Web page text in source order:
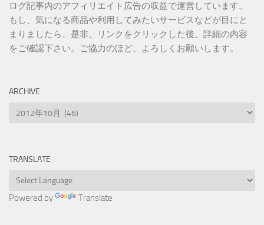
ログ記事内のアフィリエイト広告の収益で運営しています。
もし、気になる商品や利用してみたいサービスなどが目にと
まりましたら、是非、リンクをクリックした後、詳細の内容
をご確認下さい。ご協力のほど、よろしくお願いします。
ARCHIVE
Archive
TRANSLATE
Powered by Translate